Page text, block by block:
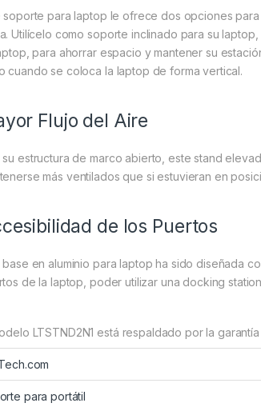
soporte para laptop le ofrece dos opciones
Utilícelo como soporte inclinado para su
para ahorrar espacio y mantener su
cuando se coloca la laptop de forma vertical.
Flujo del Aire
su estructura de marco abierto, este stand
más ventilados que si estuvieran en
de los Puertos
base en aluminio para laptop ha sido diseñada
de la laptop, poder utilizar una docking
LTSTND2N1 está respaldado por la
para portátil